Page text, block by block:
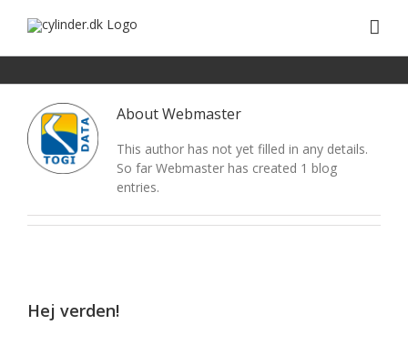
AboutWebmaster
This author has not yet filled in any details.
So far Webmaster has created 1 blog
entries.
Hej verden!